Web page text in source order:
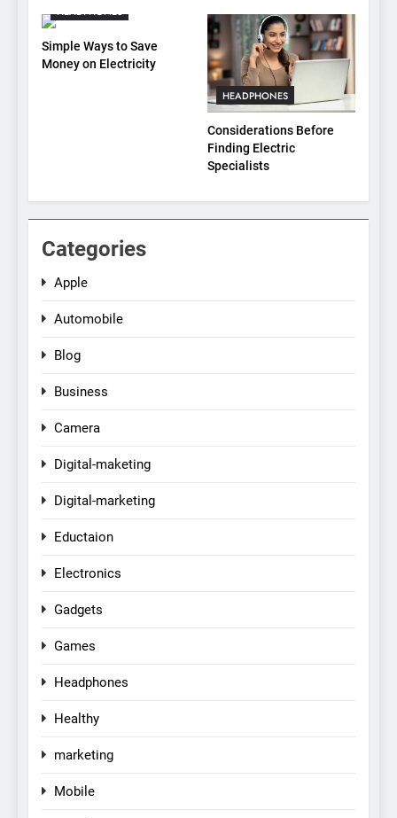
HEADPHONES
Simple Ways to Save
Money on Electricity
HEADPHONES
Considerations Before
Finding Electric
Specialists
Categories
Apple
Automobile
Blog
Business
Camera
Digital-maketing
Digital-marketing
Eductaion
Electronics
Gadgets
Games
Headphones
Healthy
marketing
Mobile